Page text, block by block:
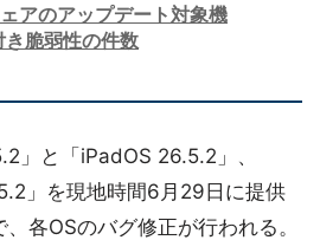
アのアップデート対象機
脆弱性の件数
」と「iPadOS 26.5.2」、
」を現地時間6月29日に提供
各OSのバグ修正が行われる。